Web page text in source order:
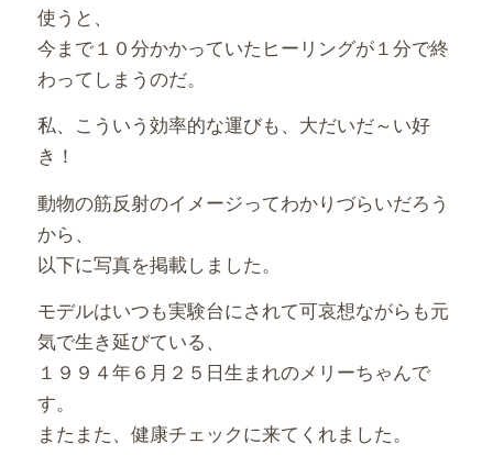
使うと、
今まで１０分かかっていたヒーリングが１分で終
わってしまうのだ。
私、こういう効率的な運びも、大だいだ～い好
き！
動物の筋反射のイメージってわかりづらいだろう
から、
以下に写真を掲載しました。
モデルはいつも実験台にされて可哀想ながらも元
気で生き延びている、
１９９４年６月２５日生まれのメリーちゃんで
す。
またまた、健康チェックに来てくれました。